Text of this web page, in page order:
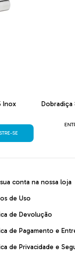
Inox
SE
Dobradiça
conta na nossa loja
de Uso
de Devolução
de Pagamento e
de Privacidade e